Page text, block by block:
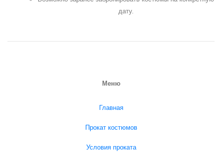
Меню
Главная
Прокат костюмов
Условия проката
дату.